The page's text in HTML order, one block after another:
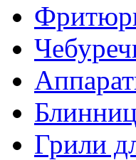
Грили